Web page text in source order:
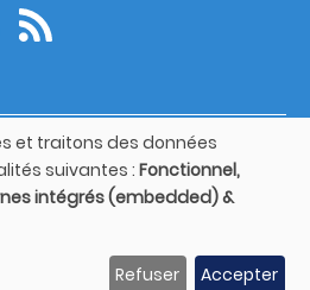
2026
légales
et traitons des données
suivantes : Fonctionnel,
intégrés (embedded) &
Refuser Accepter